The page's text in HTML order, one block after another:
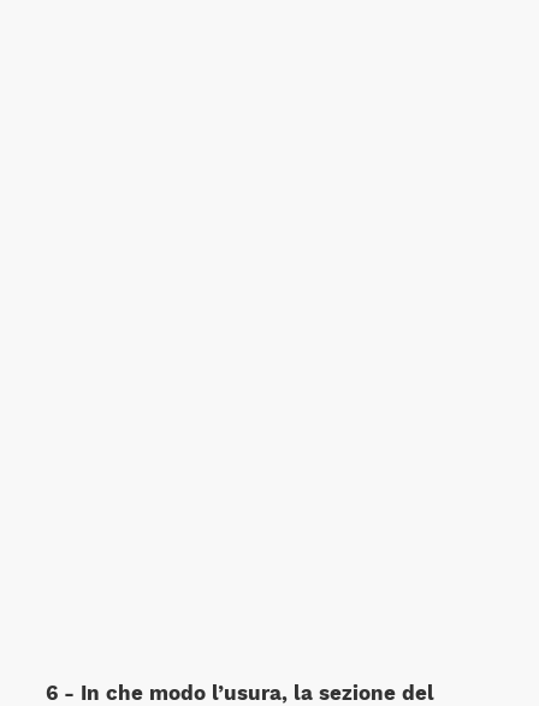
6 - In che modo l’usura, la sezione del